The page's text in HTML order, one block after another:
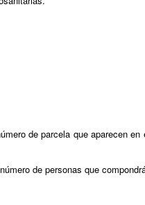
de parcela que aparecen
de personas que